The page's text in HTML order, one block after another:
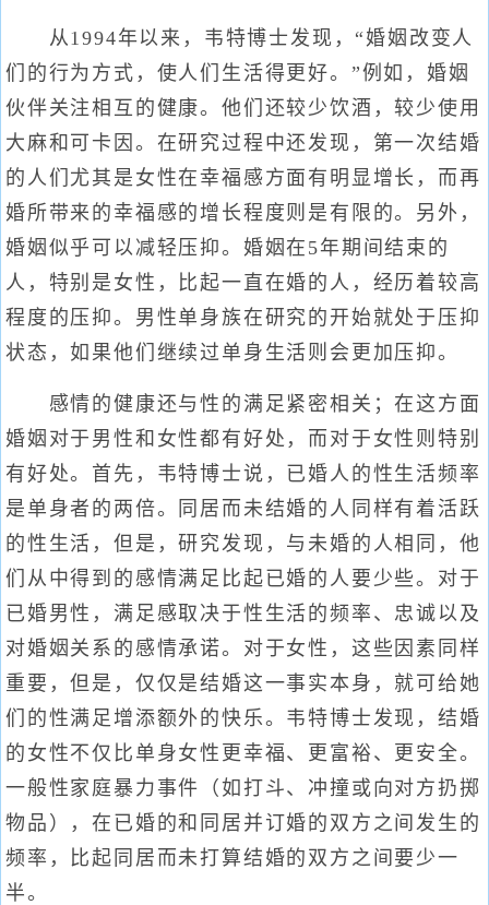
从1994年以来，韦特博士发现，“婚姻改变人
们的行为方式，使人们生活得更好。”例如，婚姻
伙伴关注相互的健康。他们还较少饮酒，较少使用
大麻和可卡因。在研究过程中还发现，第一次结婚
的人们尤其是女性在幸福感方面有明显增长，而再
婚所带来的幸福感的增长程度则是有限的。另外，
婚姻似乎可以减轻压抑。婚姻在5年期间结束的
人，特别是女性，比起一直在婚的人，经历着较高
程度的压抑。男性单身族在研究的开始就处于压抑
状态，如果他们继续过单身生活则会更加压抑。
感情的健康还与性的满足紧密相关；在这方面
婚姻对于男性和女性都有好处，而对于女性则特别
有好处。首先，韦特博士说，已婚人的性生活频率
是单身者的两倍。同居而未结婚的人同样有着活跃
的性生活，但是，研究发现，与未婚的人相同，他
们从中得到的感情满足比起已婚的人要少些。对于
已婚男性，满足感取决于性生活的频率、忠诚以及
对婚姻关系的感情承诺。对于女性，这些因素同样
重要，但是，仅仅是结婚这一事实本身，就可给她
们的性满足增添额外的快乐。韦特博士发现，结婚
的女性不仅比单身女性更幸福、更富裕、更安全。
一般性家庭暴力事件（如打斗、冲撞或向对方扔掷
物品），在已婚的和同居并订婚的双方之间发生的
频率，比起同居而未打算结婚的双方之间要少一
半。